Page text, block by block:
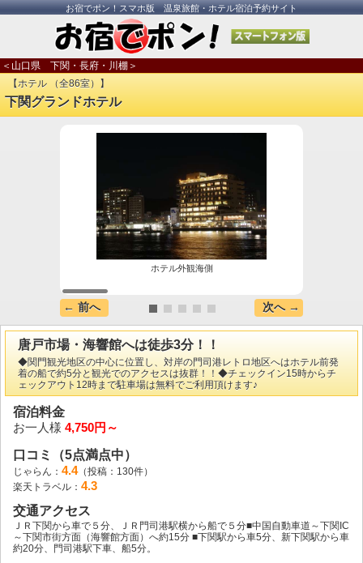
お宿でポン！スマホ版 温泉旅館・ホテル宿泊予約サイト
＜山口県 下関・長府・川棚＞
【ホテル （全86室）】
下関グランドホテル
ホテル外観海側
← 前へ 次へ →
唐戸市場・海響館へは徒歩3分！！
◆関門観光地区の中心に位置し、対岸の門司港レトロ地区へはホテル前発
着の船で約5分と観光でのアクセスは抜群！！◆チェックイン15時からチ
ェックアウト12時まで駐車場は無料でご利用頂けます♪
宿泊料金
お一人様 4,750円～
口コミ（5点満点中）
じゃらん： 4.4（投稿：130件）
楽天トラベル： 4.3
交通アクセス
ＪＲ下関から車で５分、ＪＲ門司港駅横から船で５分■中国自動車道～下関IC
～下関市街方面（海響館方面）へ約15分 ■下関駅から車5分、新下関駅から車
約20分、門司港駅下車、船5分。